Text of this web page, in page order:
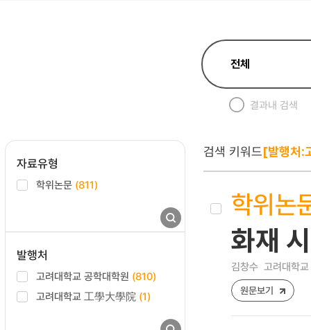
결과내 검색
자료유형
학위논문 (811)
발행처
고려대학교 공학대학원 (810)
고려대학교 工學大學院 (1)
검색 키워드[발행처:
학위논
화재
김창수 고려대학
원문보기